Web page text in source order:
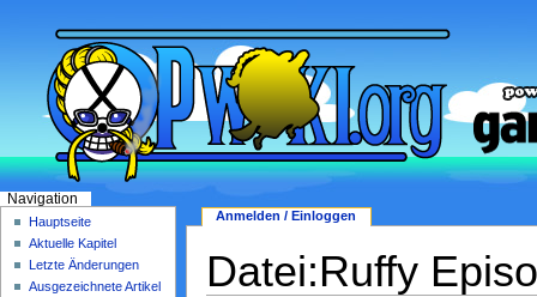
Datei:Ruffy
Anmelden / Einloggen
Navigation
Hauptseite
Aktuelle Kapitel
Letzte Änderungen
Ausgezeichnete Artikel